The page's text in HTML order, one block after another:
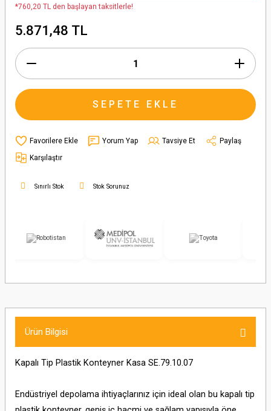
*760,20 TL den başlayan taksitlerle!
5.871,48 TL
SEPETE EKLE
Yorum Yap Tavsiye Et
Paylaş
Karşılaştır
Sınırlı Stok Stok Sorunuz
Ürün Bilgisi
Kapalı Tip Plastik Konteyner Kasa SE.79.10.07
Endüstriyel depolama ihtiyaçlarınız için ideal olan bu kapalı tip